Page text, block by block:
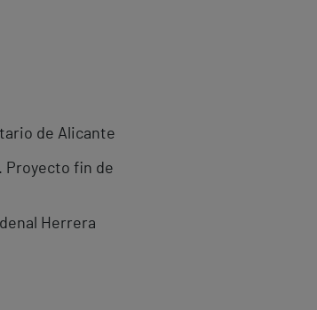
de Alicante
Proyecto fin de
Herrera